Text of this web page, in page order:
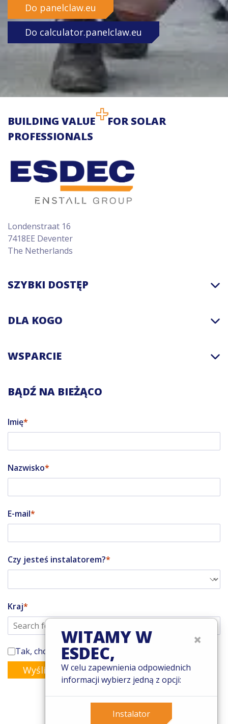
Do panelclaw.eu
Do calculator.panelclaw.eu
BUILDING VALUE
FOR SOLAR
PROFESSIONALS
Londenstraat 16
7418EE Deventer
The Netherlands
SZYBKI DOSTĘP
DLA KOGO
WSPARCIE
BĄDŹ NA BIEŻĄCO
Imię
Nazwisko
E-mail
Czy jesteś instalatorem?
Kraj
Tak, chcę zapisać się do newsletter'a Enstall
Wyślij
×
WITAMY W
ESDEC,
W celu zapewnienia odpowiednich
informacji wybierz jedną z opcji:
Instalator